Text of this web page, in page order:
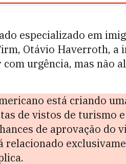
especializado em
Otávio Haverroth,
urgência, mas não
está criando
de vistos de turismo
de aprovação do
relacionado